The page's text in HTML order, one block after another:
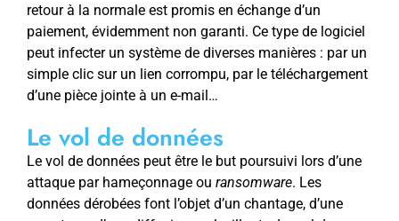
retour à la normale est promis en échange d’un
paiement, évidemment non garanti. Ce type de logiciel
peut infecter un système de diverses manières : par un
simple clic sur un lien corrompu, par le téléchargement
d’une pièce jointe à un e-mail…
Le vol de données
Le vol de données peut être le but poursuivi lors d’une
attaque par hameçonnage ou ransomware. Les
données dérobées font l’objet d’un chantage, d’une